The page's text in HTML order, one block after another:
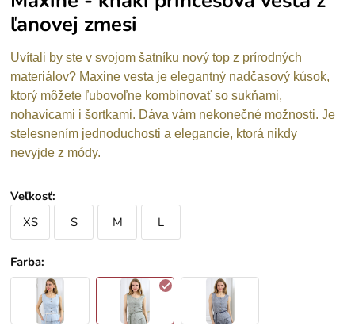
ľanovej zmesi
Uvítali by ste v svojom šatníku nový top z prírodných
materiálov? Maxine vesta je elegantný nadčasový kúsok,
ktorý môžete ľubovoľne kombinovať so sukňami,
nohavicami i šortkami. Dáva vám nekonečné možnosti. Je
stelesnením jednoduchosti a elegancie, ktorá nikdy
nevyjde z módy.
Veľkosť:
XS
S M L
Farba: